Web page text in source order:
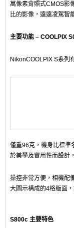
萬像素背照式CMOS影
比的影像，遠遠凌駕智
主要功能 – COOLPIX
NikonCOOLPIX S系列
僅重96克，機身比標準
於美學及實用性而設計
操控非常方便，相機配
大圖示構成的4格版面
S800c 主要特色